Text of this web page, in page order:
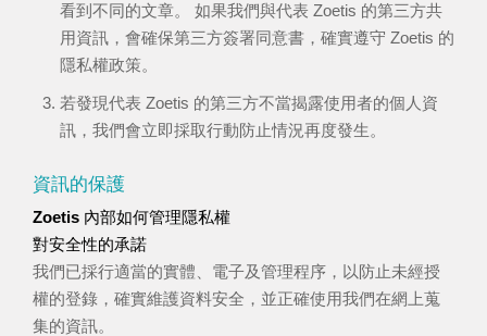
看到不同的文章。 如果我們與代表 Zoetis 的第三方共
用資訊，會確保第三方簽署同意書，確實遵守 Zoetis 的
隱私權政策。
若發現代表 Zoetis 的第三方不當揭露使用者的個人資
訊，我們會立即採取行動防止情況再度發生。
資訊的保護
Zoetis 內部如何管理隱私權
對安全性的承諾
我們已採行適當的實體、電子及管理程序，以防止未經授
權的登錄，確實維護資料安全，並正確使用我們在網上蒐
集的資訊。